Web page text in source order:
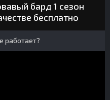
бард 1 сезон
бесплатно
работает?